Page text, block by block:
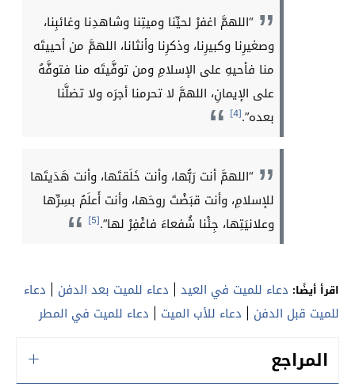
“اللهمَّ اغفرْ لحيِّنا وميتِنا وشاهدِنا وغائبِنا،
وصغيرِنا وكبيرِنا، وذكرِنا وأنثانا، اللهمَّ من أحييتَه
منا فأحيهِ على الإسلامِ ومن توفَّيتَه منا فتوفَّهُ
على الإيمانِ، اللهمَّ لا تحرمنا أجرَه ولا تضلَّنا
بعده”.[4]
“اللهمَّ أنت رَبُّها، وأنت خَلَقتَها، وأنت هَدَيتَها
للإسلامِ، وأنت قبَضْتَ روحَها، وأنت أَعلَمُ بسِرِّها
وعلانيَتِها، جِئْنا شُفعاءَ فاغْفِرْ لها”.[5]
اقرأ أيضًا: دعاء للميت في العيد | دعاء للميت بعد الدفن | دعاء
للميت قبل الدفن | دعاء للأب الميت | دعاء للميت في المطر
المراجع